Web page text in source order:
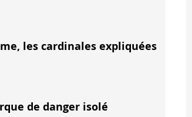
les cardinales expliquées
de danger isolé